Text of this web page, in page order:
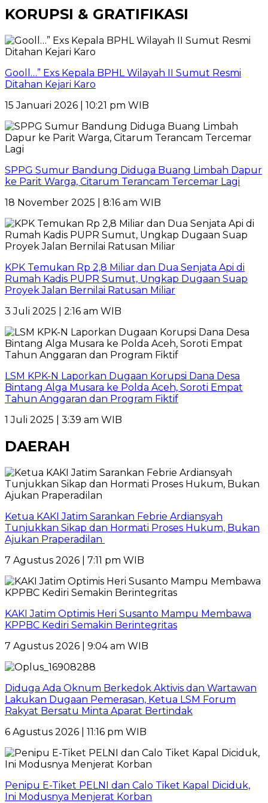
KORUPSI & GRATIFIKASI
Gooll…” Exs Kepala BPHL Wilayah II Sumut Resmi
Ditahan Kejari Karo
15 Januari 2026 | 10:21 pm WIB
SPPG Sumur Bandung Diduga Buang Limbah Dapur
ke Parit Warga, Citarum Terancam Tercemar Lagi
18 November 2025 | 8:16 am WIB
KPK Temukan Rp 2,8 Miliar dan Dua Senjata Api di
Rumah Kadis PUPR Sumut, Ungkap Dugaan Suap
Proyek Jalan Bernilai Ratusan Miliar
3 Juli 2025 | 2:16 am WIB
LSM KPK-N Laporkan Dugaan Korupsi Dana Desa
Bintang Alga Musara ke Polda Aceh, Soroti Empat
Tahun Anggaran dan Program Fiktif
1 Juli 2025 | 3:39 am WIB
DAERAH
Ketua KAKI Jatim Sarankan Febrie Ardiansyah
Tunjukkan Sikap dan Hormati Proses Hukum, Bukan
Ajukan Praperadilan
7 Agustus 2026 | 7:11 pm WIB
KAKI Jatim Optimis Heri Susanto Mampu Membawa
KPPBC Kediri Semakin Berintegritas
7 Agustus 2026 | 9:04 am WIB
Diduga Ada Oknum Berkedok Aktivis dan Wartawan
Lakukan Dugaan Pemerasan, Ketua LSM Forum
Rakyat Bersatu Minta Aparat Bertindak
6 Agustus 2026 | 11:16 pm WIB
Penipu E-Tiket PELNI dan Calo Tiket Kapal Diciduk,
Ini Modusnya Menjerat Korban